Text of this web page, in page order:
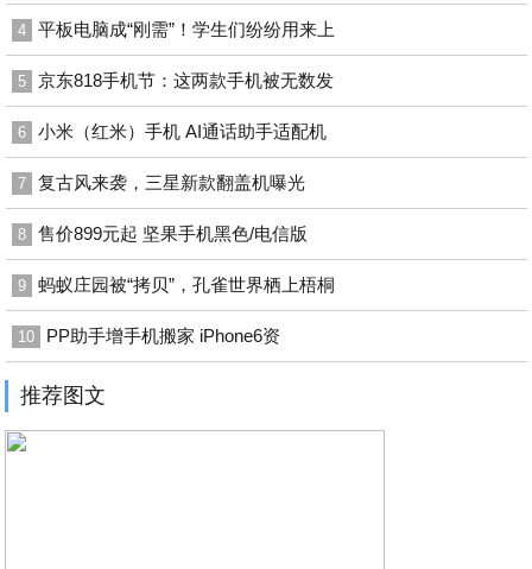
4 平板电脑成“刚需”！学生们纷纷用来上
5 京东818手机节：这两款手机被无数发
6 小米（红米）手机 AI通话助手适配机
7 复古风来袭，三星新款翻盖机曝光
8 售价899元起 坚果手机黑色/电信版
9 蚂蚁庄园被“拷贝”，孔雀世界栖上梧桐
10 PP助手增手机搬家 iPhone6资
推荐图文